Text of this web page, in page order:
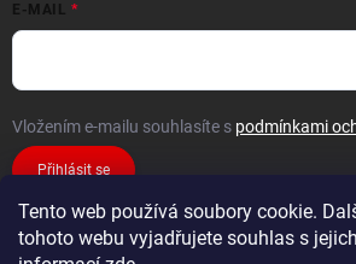
Tento web používá soubory cookie.
tohoto webu vyjadřujete souhlas s
E-MAIL
Vložením e-mailu souhlasíte s podmínkami
Přihlásit se